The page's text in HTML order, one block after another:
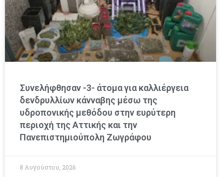
Συνελήφθησαν -3- άτομα για καλλιέργεια
δενδρυλλίων κάνναβης μέσω της
υδροπονικής μεθόδου στην ευρύτερη
περιοχή της Αττικής και την
Πανεπιστημιούπολη Ζωγράφου
8 Αυγούστου, 2026